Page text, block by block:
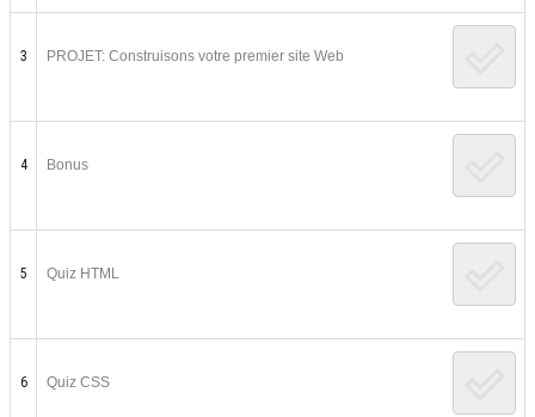
3 PROJET: Construisons votre premier site Web
4 Bonus
5 Quiz HTML
6 Quiz CSS